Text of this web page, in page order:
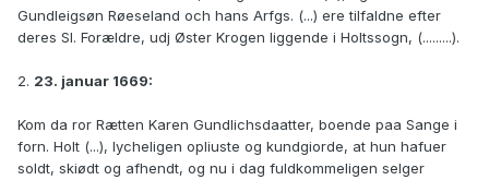
Gundleigsøn Røeseland och hans Arfgs. (...) ere tilfaldne efter
deres Sl. Forældre, udj Øster Krogen liggende i Holtssogn, (.........).
2. 23. januar 1669:
Kom da ror Rætten Karen Gundlichsdaatter, boende paa Sange i
forn. Holt (...), lycheligen opliuste og kundgiorde, at hun hafuer
soldt, skiødt og afhendt, og nu i dag fuldkommeligen selger